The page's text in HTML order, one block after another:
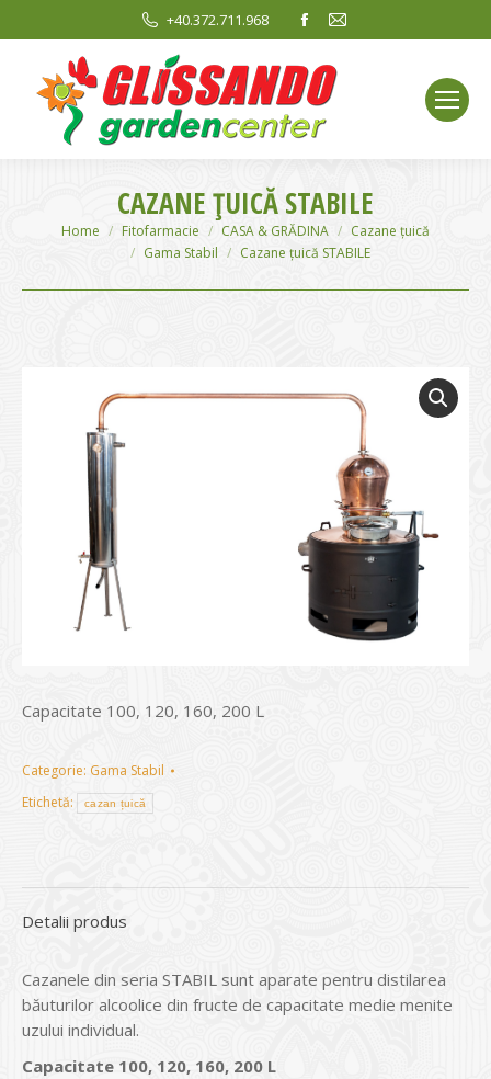
+40.372.711.968
Facebook
opens
in
new
window
Mail
window
CAZANE ȚUICĂ STABILE
You are here:
Home Fitofarmacie CASA & GRĂDINA
Cazane țuică
Gama Stabil
Cazane țuică STABILE
Capacitate 100, 120, 160, 200 L
Categorie: Gama Stabil
Etichetă:
cazan țuică
Detalii produs
Cazanele din seria STABIL sunt aparate pentru distilarea
băuturilor alcoolice din fructe de capacitate medie menite
uzului individual.
Capacitate 100, 120, 160, 200 L